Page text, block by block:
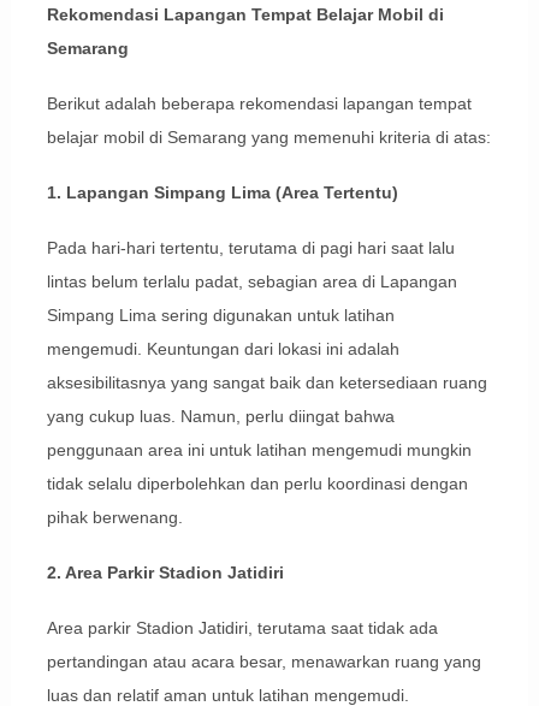
Rekomendasi Lapangan Tempat Belajar Mobil di
Semarang
Berikut adalah beberapa rekomendasi lapangan tempat
belajar mobil di Semarang yang memenuhi kriteria di atas:
1. Lapangan Simpang Lima (Area Tertentu)
Pada hari-hari tertentu, terutama di pagi hari saat lalu
lintas belum terlalu padat, sebagian area di Lapangan
Simpang Lima sering digunakan untuk latihan
mengemudi. Keuntungan dari lokasi ini adalah
aksesibilitasnya yang sangat baik dan ketersediaan ruang
yang cukup luas. Namun, perlu diingat bahwa
penggunaan area ini untuk latihan mengemudi mungkin
tidak selalu diperbolehkan dan perlu koordinasi dengan
pihak berwenang.
2. Area Parkir Stadion Jatidiri
Area parkir Stadion Jatidiri, terutama saat tidak ada
pertandingan atau acara besar, menawarkan ruang yang
luas dan relatif aman untuk latihan mengemudi.